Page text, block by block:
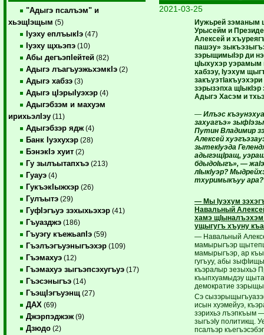
"Адыгэ псалъэм" и
хьэщIэщым (5)
Iуэху еплъыкIэ (47)
Iуэху щхьэпэ (10)
Абы дегъэпIейтей (82)
Адыгэ лъагъуэжьхэмкIэ (2)
Адыгэ хабзэ (3)
Адыгэ цIэрыIуэхэр (4)
Адыгэбзэм и махуэм
ирихьэлIэу (11)
Адыгэбзэр ядж (4)
Банк Iуэхухэр (28)
БэнэкIэ хуит (2)
Гу зылъытапхъэ (213)
Гуауэ (4)
ГукъэкIыжхэр (26)
Гулъытэ (29)
ГуфIэгъуэ зэхыхьэхэр (41)
Гъуазджэ (186)
Гъуэгу къежьапIэ (59)
Гъэлъэгъуэныгъэхэр (109)
Гъэмахуэ (12)
Гъэмахуэ зыгъэпсэхугъуэ (17)
Гъэсэныгъэ (14)
ГъэщIэгъуэнщ (27)
ДАХ (69)
Джэрпэджэж (9)
Дзюдо (2)
2021-03-25
Иужьрей зэманым
Урысейм и
Алексей и
пашэу»
зэрыщимыIэр ди
цIыхухэр
хабзэу, Iуэхум
зэрызэпха щIыкIэр
Адыгэ Хасэм и
—Илъэс
захуагъэ»
Путин Владимир
Алексей
зытекIуэда
адыгэщIращ,
бдыдоIыгъ», —
лIыкIуэр?
тхуримыкъуу ара?
— Мы Iуэхум
Навальный
хамэ щIыналъэхэм
ущыгугъ хъуну
— Навальный
мамырыгъэр
мамырыгъэр, ар
гугъуу, абы
къэралыр зезыхьэ
къыпхуамыдэу
демократие
Сэ
исын хуэмейуэ,
зэрихьэ лъэпкъым
зыгъэIу политикщ.
псалъэр